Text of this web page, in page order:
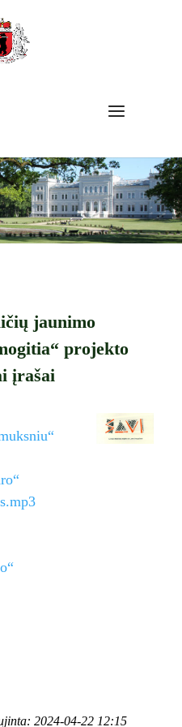
jaunimo
projekto
įrašai
2024-04-22 12:15